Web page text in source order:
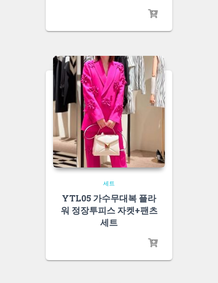
세트
YTL05 가수무대복 플라
워 정장투피스 자켓+팬츠
세트